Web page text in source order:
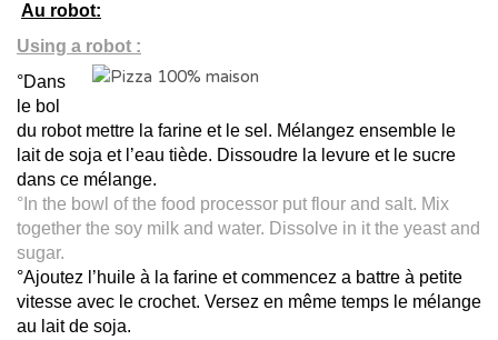
Au robot:
Using a robot :
°Dans
le bol
du robot mettre la farine et le sel. Mélangez ensemble le
lait de soja et l’eau tiède. Dissoudre la levure et le sucre
dans ce mélange.
°In the bowl of the food processor put flour and salt. Mix
together the soy milk and water. Dissolve in it the yeast and
sugar.
°Ajoutez l’huile à la farine et commencez a battre à petite
vitesse avec le crochet. Versez en même temps le mélange
au lait de soja.